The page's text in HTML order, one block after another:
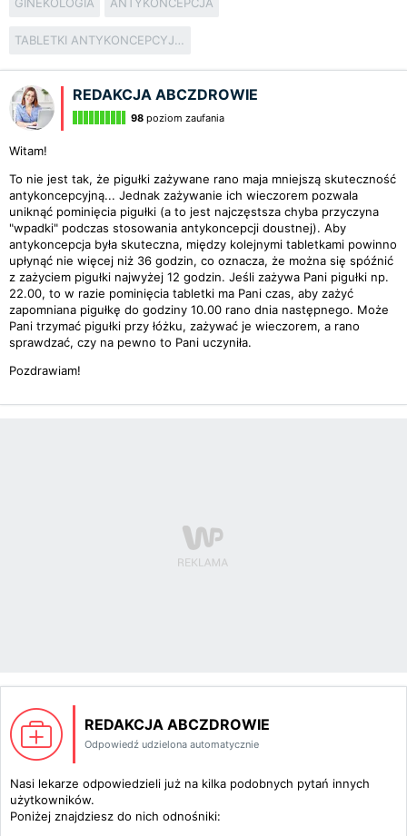
TABLETKI ANTYKONCEPCYJNE
REDAKCJA ABCZDROWIE
98 poziom zaufania
Witam!
To nie jest tak, że pigułki zażywane rano maja mniejszą skuteczność
antykoncepcyjną... Jednak zażywanie ich wieczorem pozwala
uniknąć pominięcia pigułki (a to jest najczęstsza chyba przyczyna
"wpadki" podczas stosowania antykoncepcji doustnej). Aby
antykoncepcja była skuteczna, między kolejnymi tabletkami powinno
upłynąć nie więcej niż 36 godzin, co oznacza, że można się spóźnić
z zażyciem pigułki najwyżej 12 godzin. Jeśli zażywa Pani pigułki np.
22.00, to w razie pominięcia tabletki ma Pani czas, aby zażyć
zapomniana pigułkę do godziny 10.00 rano dnia następnego. Może
Pani trzymać pigułki przy łóżku, zażywać je wieczorem, a rano
sprawdzać, czy na pewno to Pani uczyniła.
Pozdrawiam!
REDAKCJA ABCZDROWIE
Odpowiedź udzielona automatycznie
Nasi lekarze odpowiedzieli już na kilka podobnych pytań innych
użytkowników.
Poniżej znajdziesz do nich odnośniki: